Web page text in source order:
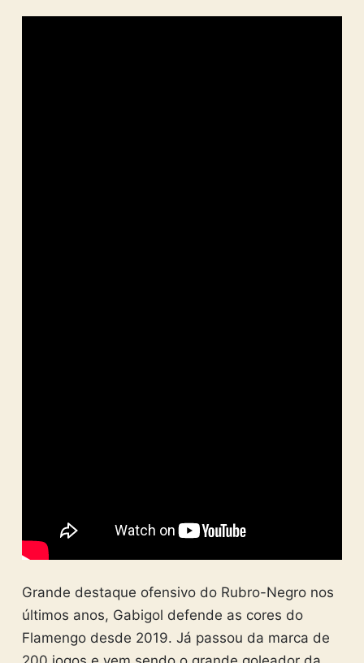
Grande destaque ofensivo do Rubro-Negro nos
últimos anos, Gabigol defende as cores do
Flamengo desde 2019. Já passou da marca de